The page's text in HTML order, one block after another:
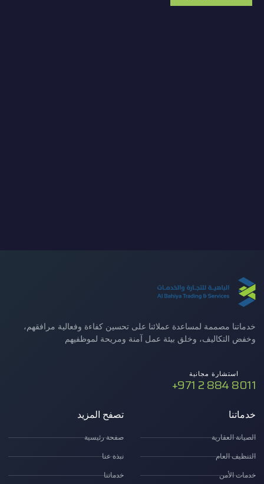
خدماتنا مصممة لمساعدة عملائنا على تحسين كفاءة وفعالية مرافقهم،
وخفض التكاليف، وخلق بيئة عمل آمنة ومريحة لموظفيهم
استشارة مجانية
8011 884 2 971+
خدماتنا
الصيانة العقارية
التنظيف العام
خدمات الأمن
تصفح المزيد
صفحة رئيسية
نبذة عنا
خدماتنا